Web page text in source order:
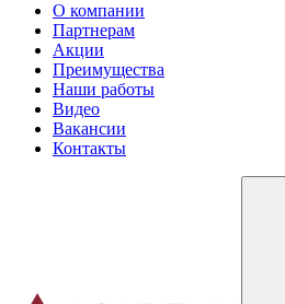
О компании
Партнерам
Акции
Преимущества
Наши работы
Видео
Вакансии
Контакты